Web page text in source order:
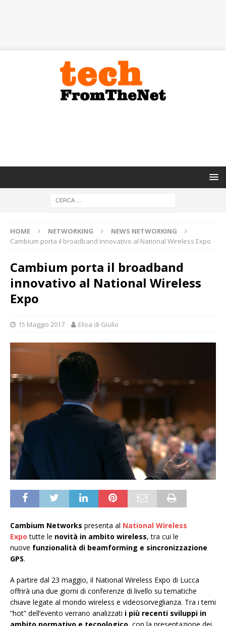
HOME NETWORKING
NEWS NETWORKING
Cambium porta il broadband innovativo al National Wireless Expo
Cambium porta il broadband
innovativo al National Wireless
Expo
15 Maggio 2017 Elisa di Giulio
Cambium Networks presenta al National Wireless
Expo tutte le novità in ambito wireless, tra cui le
nuove funzionalità di beamforming e sincronizzazione
GPS.
A partire dal 23 maggio, il National Wireless Expo di Lucca
offrirà una due giorni di conferenze di livello su tematiche
chiave legate al mondo wireless e videosorveglianza. Tra i temi
“hot” dell’evento verrano analizzati i più recenti sviluppi in